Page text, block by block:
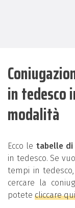
in
modalità
Ecco le tabelle di
in tedesco. Se
tempi in
cercare la
potete cliccare qui